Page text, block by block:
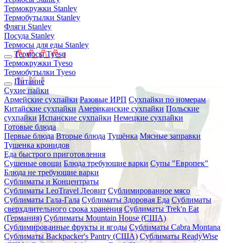
Термокружки Stanley
Термобутылки Stanley
Фляги Stanley
Посуда Stanley
Термосы для еды Stanley
Термосы Tyeso
Термокружки Tyeso
Термобутылки Tyeso
Питание
Сухие пайки
Армейские сухпайки Разовые ИРП Сухпайки по номерам
Китайские сухпайки Американские сухпайки Польские
сухпайки Испанские сухпайки Немецкие сухпайки
Готовые блюда
Первые блюда Вторые блюда Тушёнка Мясные заправки
Тушенка кронидов
Еда быстрого приготовления
Сушеные овощи Блюда требующие варки Супы "Европек"
Блюда не требующие варки
Сублиматы и Концентраты
Сублиматы LeoTravel Леовит Сублимированное мясо
Сублиматы Гала-Гала Сублиматы Здоровая Еда Сублиматы
сверхдлительного срока хранения Сублиматы Trek'n Eat
(Германия) Сублиматы Mountain House (США)
Сублимированные фрукты и ягоды Сублиматы Cabra Montana
Сублиматы Backpacker's Pantry (США) Сублиматы ReadyWise